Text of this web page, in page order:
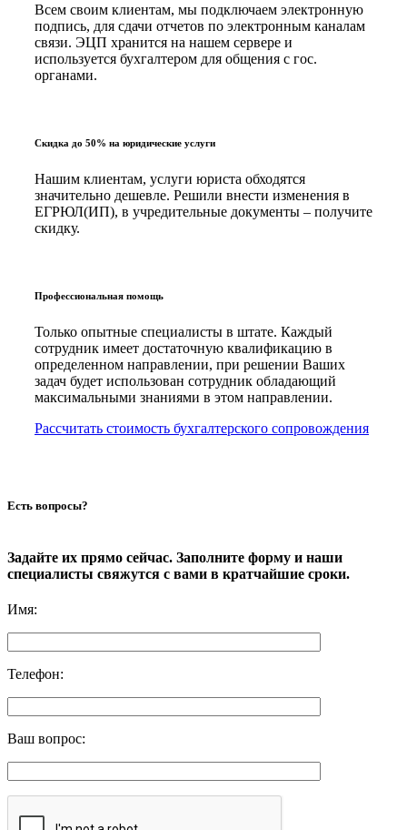
Всем своим клиентам, мы подключаем электронную
подпись, для сдачи отчетов по электронным каналам
связи. ЭЦП хранится на нашем сервере и
используется бухгалтером для общения с гос.
органами.
Скидка до 50% на юридические услуги
Нашим клиентам, услуги юриста обходятся
значительно дешевле. Решили внести изменения в
ЕГРЮЛ(ИП), в учредительные документы – получите
скидку.
Профессиональная помощь
Только опытные специалисты в штате. Каждый
сотрудник имеет достаточную квалификацию в
определенном направлении, при решении Ваших
задач будет использован сотрудник обладающий
максимальными знаниями в этом направлении.
Рассчитать стоимость бухгалтерского сопровождения
Есть вопросы?
Задайте их прямо сейчас. Заполните форму и наши
специалисты свяжутся с вами в кратчайшие сроки.
Имя:
Телефон:
Ваш вопрос: